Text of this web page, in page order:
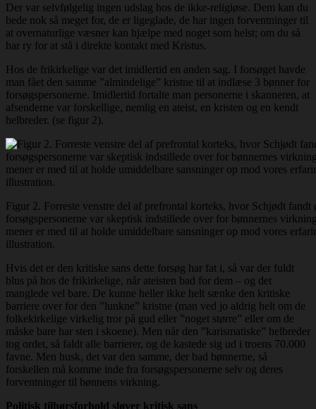
Der var selvfølgelig ingen udslag hos de ikke-religiøse. Dem kan du
bede nok så meget for, de er ligeglade, de har ingen forventninger til
at overnaturlige væsner kan hjælpe med noget som helst; om du så
har ry for at stå i direkte kontakt med Kristus.
Hos de frikirkelige var det imidlertid en anden sag. I forsøget havde
man fået den samme ”almindelige” kristne til at indlæse 3 bønner for
forsøgspersonerne. Imidlertid fortalte man personerne i skanneren, at
afsenderne var forskellige, nemlig en ateist, en kristen og en kendt
helbreder. (se figur 2).
Figur 2. Forreste venstre del af prefrontal korteks, hvor Schjødt fandt
forsøgspersonerne var skeptisk indstillede over for bønnernes
mener er med til at holde umiddelbare sansninger op mod vores
illustration.
Hvis det er den kritiske sans dette forsøg har fat i, så var der fuldt
blus på hos de frikirkelige, når ateisten bad for dem – og det
manglede vel bare. De kunne heller ikke helt sænke den kritiske
barriere over for den ”lunkne” kristne (man ved jo aldrig helt om de
folkekirkelige virkelig tror på gud eller ”noget større” eller om de
måske bare har sten i skoene). Men når den ”karismatiske” helbreder
tog ordet, så faldt alle barrierer, og de kastede sig ud i troens 70.000
favne. Men husk, det var den samme, der bad bønnerne, så
forskellen må komme inde fra forsøgspersonerne selv og deres
forventninger til bønnens virkning.
Politisk tilhørsforhold sløver kritisk sans